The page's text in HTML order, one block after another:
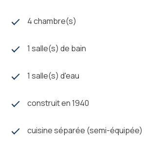
4 chambre(s)
1 salle(s) de bain
1 salle(s) d'eau
construit en 1940
cuisine séparée (semi-équipée)